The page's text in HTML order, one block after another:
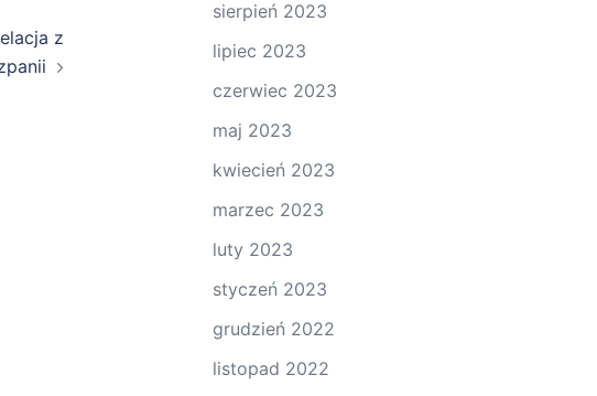
z
sierpień 2023
lipiec 2023
czerwiec 2023
maj 2023
kwiecień 2023
marzec 2023
luty 2023
styczeń 2023
grudzień 2022
listopad 2022